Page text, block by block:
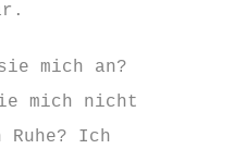
mich an?
mich nicht
Ich